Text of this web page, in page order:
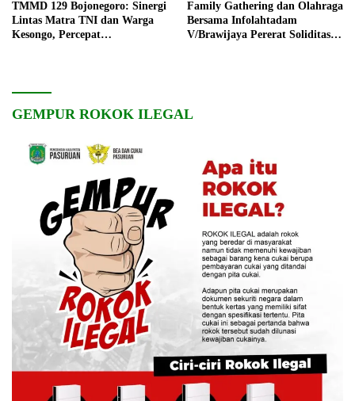
TMMD 129 Bojonegoro: Sinergi
Lintas Matra TNI dan Warga
Kesongo, Percepat
Family Gathering dan Olahraga
Bersama Infolahtadam
V/Brawijaya Pererat Soliditas
GEMPUR ROKOK ILEGAL